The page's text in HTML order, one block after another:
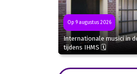
Op 9 augustus 2026
Internationale musici in
tijdens IHMS 🗓